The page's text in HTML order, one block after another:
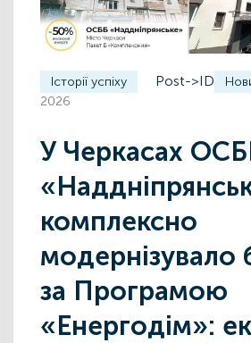
Історії успіху Post->ID
2026
У Черкасах
комплексно
модернізувало
за Програмою
«Енергодім»: